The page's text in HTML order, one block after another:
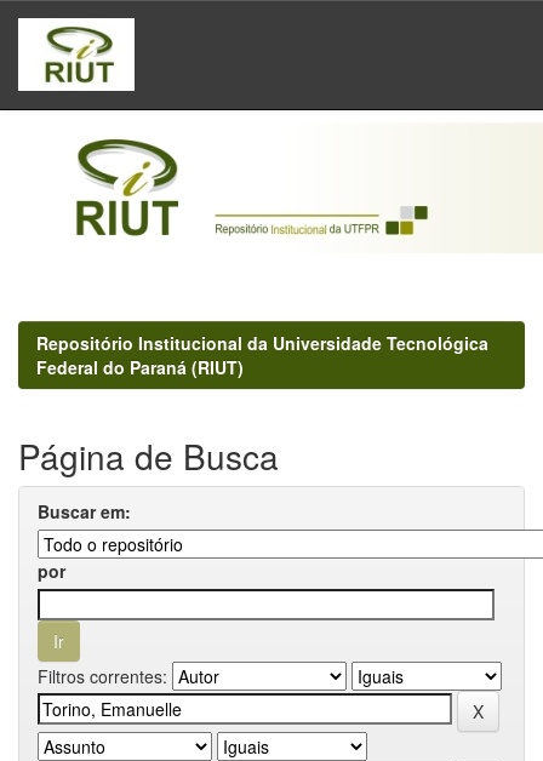
Skip
navigation
Repositório Institucional da Universidade Tecnológica
Federal do Paraná (RIUT)
Página de Busca
Buscar em:
por
Filtros correntes: